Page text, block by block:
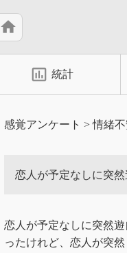
home
insert_chart_outlined 統計
感覚アンケート >情緒
恋人が予定なしに突
恋人が予定なしに突然
ったけれど、恋人が突